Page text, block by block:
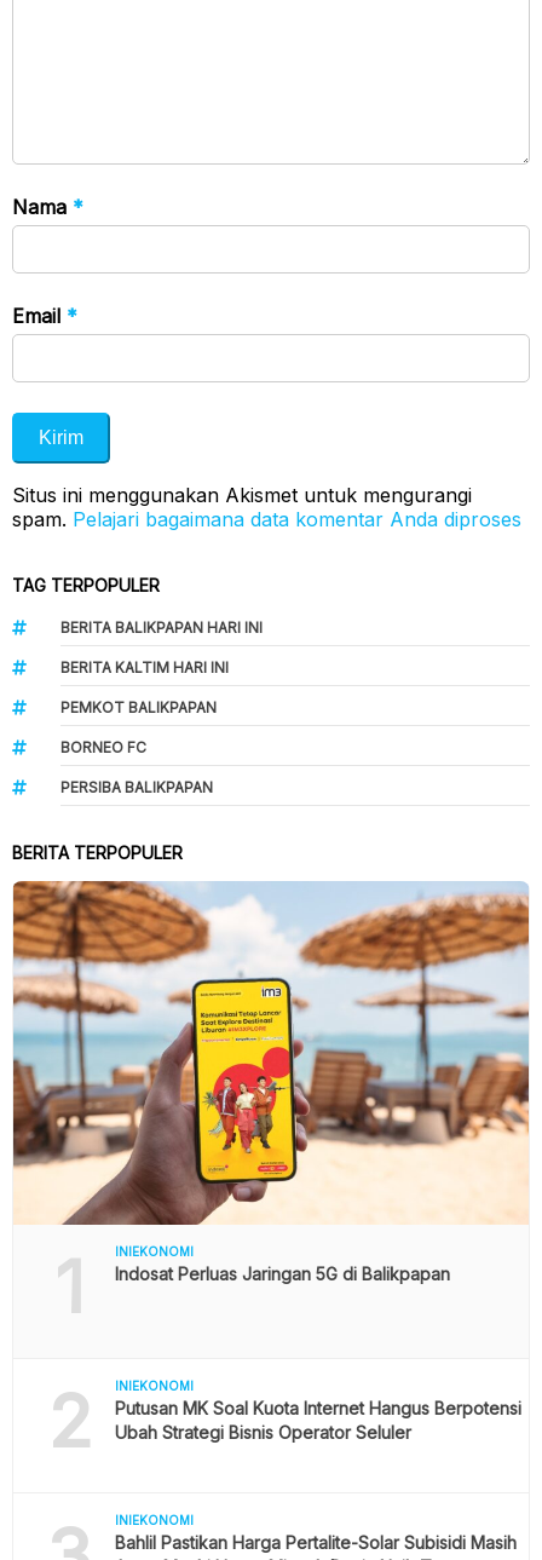
Nama *
Email *
Situs ini menggunakan Akismet untuk mengurangi
spam. Pelajari bagaimana data komentar Anda diproses
TAG TERPOPULER
BERITA BALIKPAPAN HARI INI
BERITA KALTIM HARI INI
PEMKOT BALIKPAPAN
BORNEO FC
PERSIBA BALIKPAPAN
BERITA TERPOPULER
1 INIEKONOMI
Indosat Perluas Jaringan 5G di Balikpapan
2 INIEKONOMI
Putusan MK Soal Kuota Internet Hangus Berpotensi
Ubah Strategi Bisnis Operator Seluler
INIEKONOMI
Bahlil Pastikan Harga Pertalite-Solar Subisidi Masih